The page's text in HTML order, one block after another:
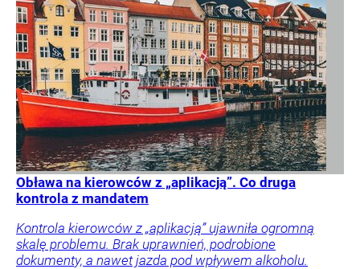
Obława na kierowców z „aplikacją”. Co druga
kontrola z mandatem
Kontrola kierowców z „aplikacją” ujawniła ogromną
skalę problemu. Brak uprawnień, podrobione
dokumenty, a nawet jazda pod wpływem alkoholu.